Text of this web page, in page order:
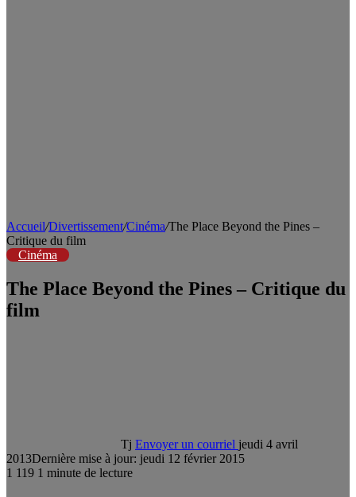
Accueil/Divertissement/Cinéma/The Place Beyond the Pines –
Critique du film
Cinéma
The Place Beyond the Pines – Critique du
film
Tj Envoyer un courriel jeudi 4 avril
2013Dernière mise à jour: jeudi 12 février 2015
1 119 1 minute de lecture